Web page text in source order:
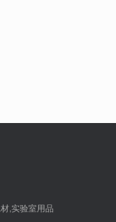
,实验室用品